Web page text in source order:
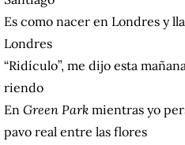
Es como nacer en Londres y
Londres
“Ridículo”, me dijo esta
riendo
En Green Park mientras yo
pavo real entre las flores